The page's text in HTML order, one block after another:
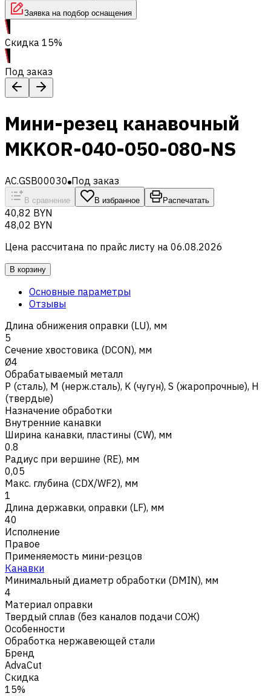
Заявка на подбор оснащения
Скидка 15%
Под заказ
Мини-резец канавочный
MKKOR-040-050-080-NS
AC.GSB00030 Под заказ
В сравнение В избранное Распечатать
40,82 BYN
48,02 BYN
Цена рассчитана по прайс листу на 06.08.2026
В корзину
Основные параметры
Отзывы
Длина обнижения оправки (LU), мм
5
Сечение хвостовика (DCON), мм
Ø4
Обрабатываемый металл
Р (сталь), M (нерж.сталь), K (чугун), S (жаропрочные), H
(твердые)
Назначение обработки
Внутренние канавки
Ширина канавки, пластины (CW), мм
0.8
Радиус при вершине (RE), мм
0,05
Макс. глубина (CDX/WF2), мм
1
Длина державки, оправки (LF), мм
40
Исполнение
Правое
Применяемость мини-резцов
Канавки
Минимальный диаметр обработки (DMIN), мм
4
Материал оправки
Твердый сплав (без каналов подачи СОЖ)
Особенности
Обработка нержавеющей стали
Бренд
AdvaCut
Скидка
15%